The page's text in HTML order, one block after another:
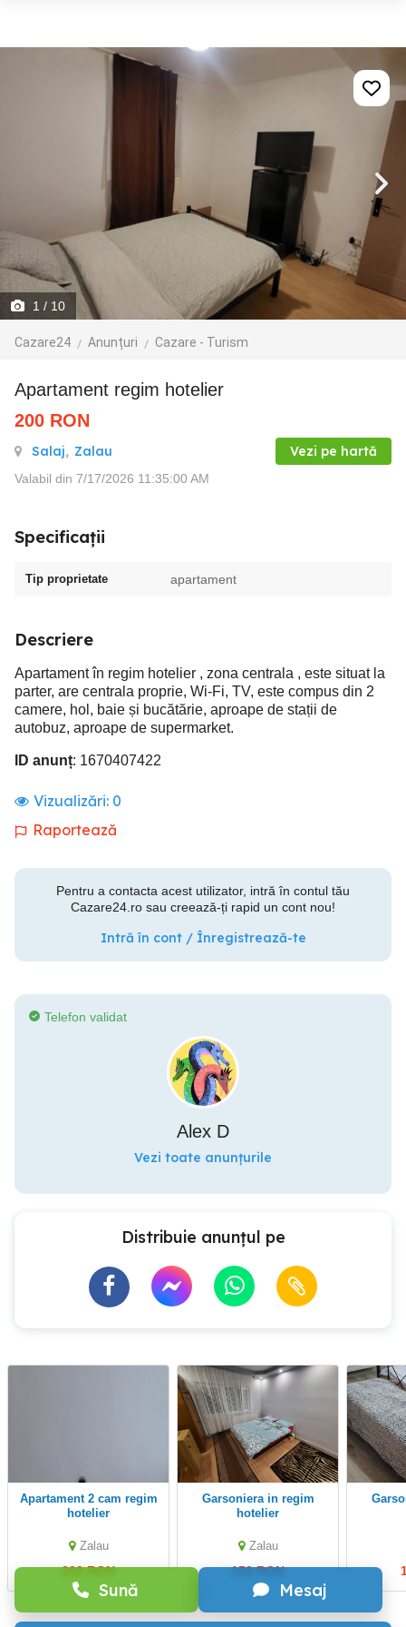
1 / 10
Cazare24 Anunțuri Cazare - Turism
Apartament regim hotelier
200 RON
Salaj, Zalau Vezi pe hartă
Valabil din 7/17/2026 11:35:00 AM
Specificații
Tip proprietate apartament
Descriere
Apartament în regim hotelier , zona centrala , este situat la
parter, are centrala proprie, Wi-Fi, TV, este compus din 2
camere, hol, baie și bucătărie, aproape de stații de
autobuz, aproape de supermarket.
ID anunț: 1670407422
Vizualizări: 0
Raportează
Pentru a contacta acest utilizator, intră în contul tău
Cazare24.ro sau creează-ți rapid un cont nou!
Intră în cont / Înregistrează-te
Sună Mesaj
Telefon validat
Alex D
Vezi toate anunțurile
Distribuie anunțul pe
Apartament 2 cam regim
hotelier
Zalau
200 RON
Garsoniera in regim
hotelier
Zalau
150 RON
Garsoniera in regim